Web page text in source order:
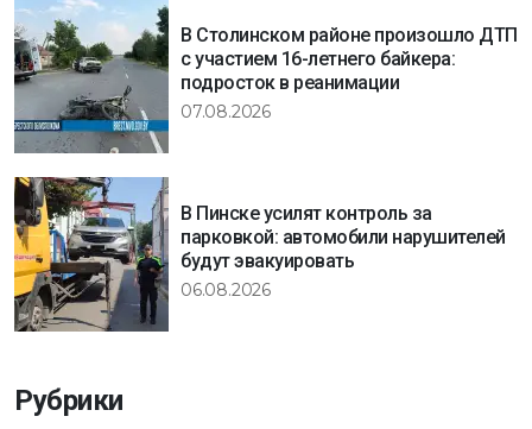
В Столинском районе произошло ДТП
с участием 16-летнего байкера:
подросток в реанимации
07.08.2026
В Пинске усилят контроль за
парковкой: автомобили нарушителей
будут эвакуировать
06.08.2026
Рубрики